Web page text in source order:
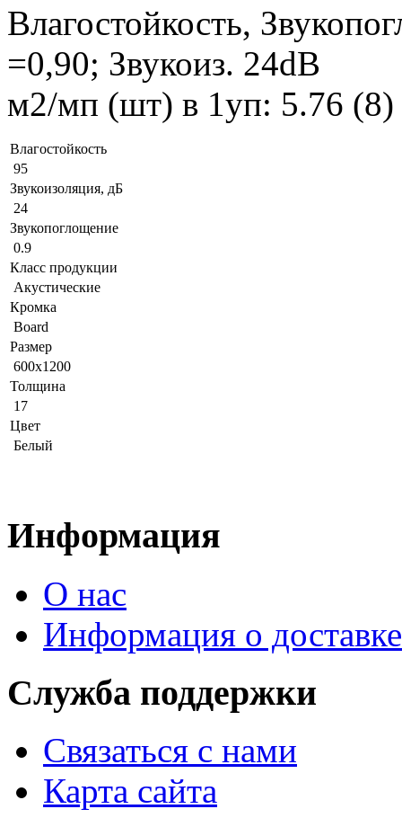
Влагостойкость,
=0,90; Звукоиз. 24dB
м2/мп (шт) в 1уп: 5.76 (8)
Влагостойкость
95
Звукоизоляция, дБ
24
Звукопоглощение
0.9
Класс продукции
Акустические
Кромка
Board
Размер
600x1200
Толщина
17
Цвет
Белый
Информация
О нас
Информация о доставке
Служба поддержки
Связаться с нами
Карта сайта